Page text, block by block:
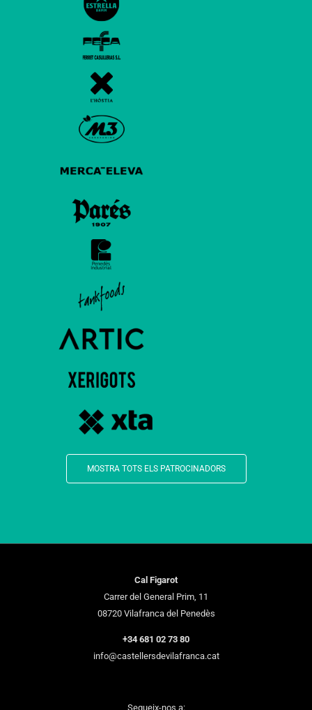
MOSTRA TOTS ELS PATROCINADORS
Cal Figarot
Carrer del General Prim, 11
08720 Vilafranca del Penedès
+34 681 02 73 80
info@castellersdevilafranca.cat
Segueix-nos a: